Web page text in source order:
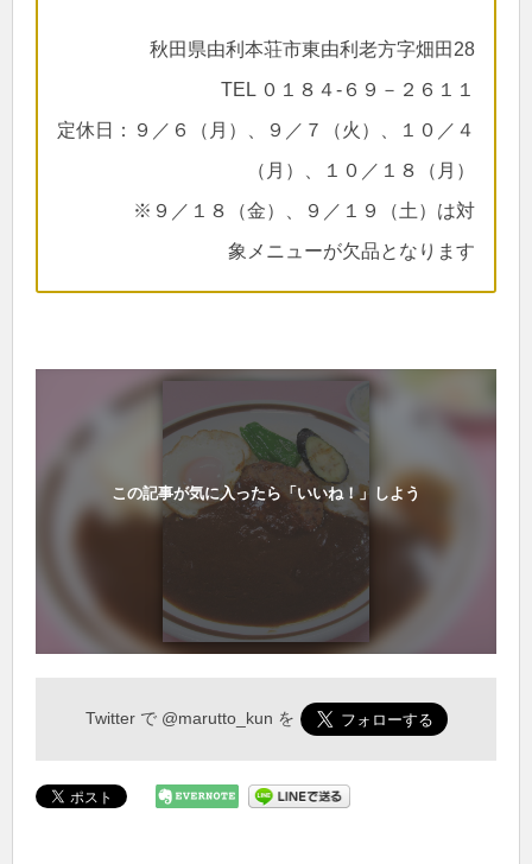
秋田県由利本荘市東由利老方字畑田28
TEL ０１８４-６９－２６１１
定休日：９／６（月）、９／７（火）、１０／４
（月）、１０／１８（月）
※９／１８（金）、９／１９（土）は対
象メニューが欠品となります
この記事が気に入ったら「いいね！」しよう
Twitter で @marutto_kun を